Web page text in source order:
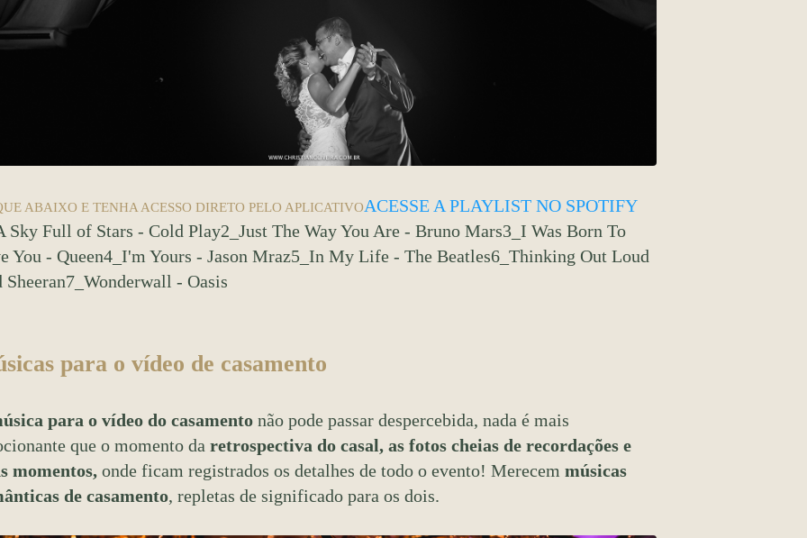
ABAIXO E TENHA ACESSO DIRETO PELO APLICATIVOACESSE A PLAYLIST NO SPOTIFY
Sky Full of Stars - Cold Play2_Just The Way You Are - Bruno Mars3_I Was Born To
You - Queen4_I'm Yours - Jason Mraz5_In My Life - The Beatles6_Thinking Out Loud
Sheeran7_Wonderwall - Oasis
para o vídeo de casamento
para o vídeo do casamento não pode passar despercebida, nada é mais
que o momento da retrospectiva do casal, as fotos cheias de recordações e
momentos, onde ficam registrados os detalhes de todo o evento! Merecem músicas
de casamento, repletas de significado para os dois.